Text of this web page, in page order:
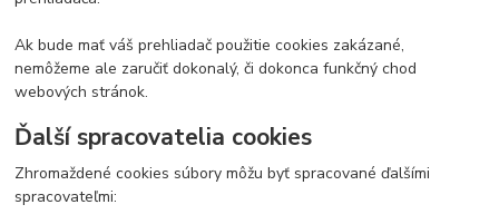
Ak bude mať váš prehliadač použitie cookies zakázané,
nemôžeme ale zaručiť dokonalý, či dokonca funkčný chod
webových stránok.
Ďalší spracovatelia cookies
Zhromaždené cookies súbory môžu byť spracované ďalšími
spracovateľmi: